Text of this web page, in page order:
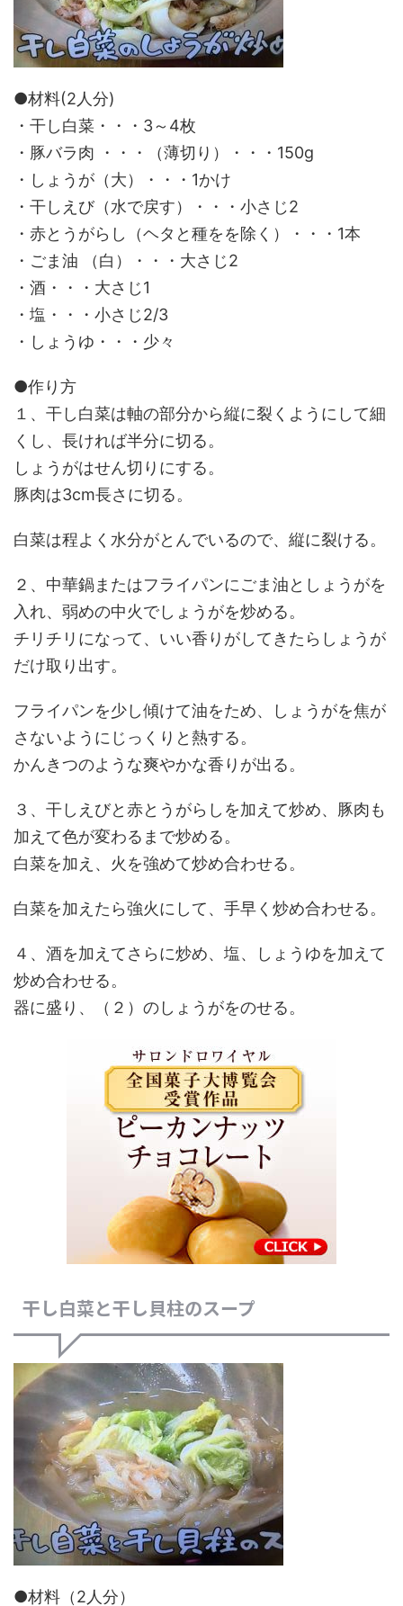
●材料(2人分)
・干し白菜・・・3～4枚
・豚バラ肉 ・・・（薄切り）・・・150g
・しょうが（大）・・・1かけ
・干しえび（水で戻す）・・・小さじ2
・赤とうがらし（ヘタと種をを除く）・・・1本
・ごま油 （白）・・・大さじ2
・酒・・・大さじ1
・塩・・・小さじ2/3
・しょうゆ・・・少々
●作り方
１、干し白菜は軸の部分から縦に裂くようにして細
くし、長ければ半分に切る。
しょうがはせん切りにする。
豚肉は3cm長さに切る。
白菜は程よく水分がとんでいるので、縦に裂ける。
２、中華鍋またはフライパンにごま油としょうがを
入れ、弱めの中火でしょうがを炒める。
チリチリになって、いい香りがしてきたらしょうが
だけ取り出す。
フライパンを少し傾けて油をため、しょうがを焦が
さないようにじっくりと熱する。
かんきつのような爽やかな香りが出る。
３、干しえびと赤とうがらしを加えて炒め、豚肉も
加えて色が変わるまで炒める。
白菜を加え、火を強めて炒め合わせる。
白菜を加えたら強火にして、手早く炒め合わせる。
４、酒を加えてさらに炒め、塩、しょうゆを加えて
炒め合わせる。
器に盛り、（２）のしょうがをのせる。
干し白菜と干し貝柱のスープ
●材料（2人分）